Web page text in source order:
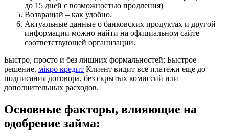
до 15 дней с возможностью продления)
Возвращай – как удобно.
Актуальные данные о банковских продуктах и другой
информации можно найти на официальном сайте
соответствующей организации.
Быстро, просто и без лишних формальностей; Быстрое
решение. мікро кредит Клиент видит все платежи еще до
подписания договора, без скрытых комиссий или
дополнительных расходов.
Основные факторы, влияющие на
одобрение займа: